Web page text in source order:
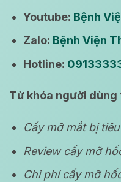
Youtube: Bệnh
Zalo: Bệnh Viện
Hotline:
Từ khóa người dùng
Cấy mỡ mắt bị
Review cấy mỡ
Chi phí cấy mỡ